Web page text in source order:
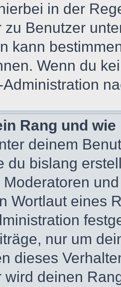
in der
zu Benutzer
kann
Wenn du
Rang und
deinem
du bislang
Wortlaut eines
nur um
dieses
wird deinen